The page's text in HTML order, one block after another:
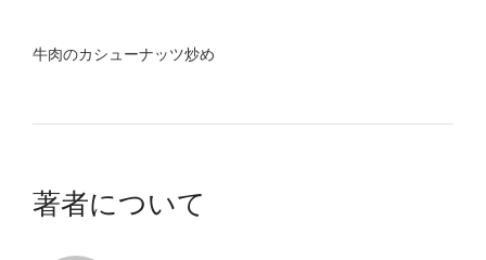
牛肉のカシューナッツ炒め
著者について